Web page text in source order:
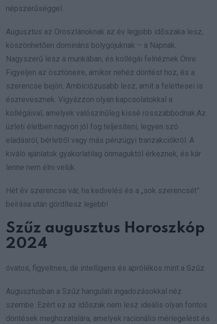
népszerűséggel.
Augusztus az Oroszlánoknak az év legjobb időszaka lesz,
köszönhetően domináns bolygójuknak – a Napnak.
Nagyszerű lesz a munkában, és kollégái felnéznek Önre.
Figyeljen az ösztöneire, amikor nehéz döntést hoz, és a
szerencse bejön. Ambiciózusabb lesz, amit a felettesei is
észrevesznek. Vigyázzon olyan kapcsolatokkal a
kollégáival, amelyek valószínűleg kissé rosszabbodnak.Az
üzleti életben nagyon jól fog teljesíteni, legyen szó
eladásról, bérletről vagy más pénzügyi tranzakciókról. A
kiváló ajánlatok gyakorlatilag önmaguktól érkeznek, és kár
lenne nem élni velük.
Hét év szerencse vár, ha kedvelés és a „sok szerencsét”
beírása után gördítesz lejjebb!
Szűz augusztus Horoszkóp
2024
óvatos, figyelmes, de intelligens és aprólékos mint a Szűz
Augusztusban a Szűz hangulati ingadozásokkal néz
szembe. Ezért ez az időszak nem lesz ideális olyan fontos
döntések meghozatalára, amelyek racionális mérlegelést és